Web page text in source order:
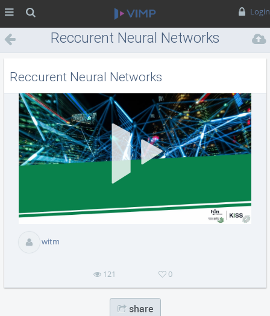
Login
Reccurent Neural Networks
Reccurent Neural Networks
witm
121 0
share